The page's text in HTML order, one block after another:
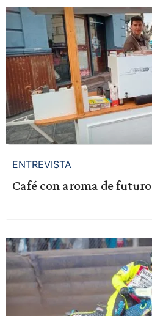
ENTREVISTA
Café con aroma de futuro